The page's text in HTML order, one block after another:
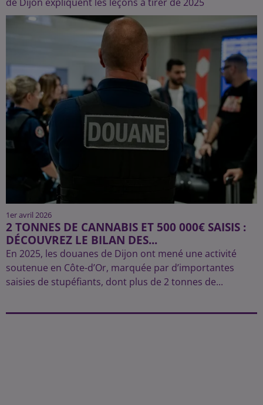
1er avril 2026
2 TONNES DE CANNABIS ET 500 000€ SAISIS :
DÉCOUVREZ LE BILAN DES...
En 2025, les douanes de Dijon ont mené une activité
soutenue en Côte-d’Or, marquée par d’importantes
saisies de stupéfiants, dont plus de 2 tonnes de...